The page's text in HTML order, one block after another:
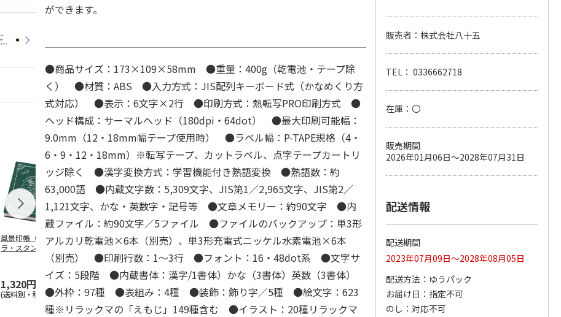
風景印帳（ジャバ
ラ・スタンプコレク
ション手帳）アンテ
1,320円
(送料別・税込)
風景印帳（ジャバ
ラ・スタンプコレク
ション手帳）トラベ
1,320円
(送料別・税込)
風景印帳（ジャバ
ラ・スタンプコレク
ション手帳）アンテ
1,320円
(送料別・税込)
リラックマ ダイカ
ットコースター（キ
イロイトリ）
385円
(送料別・税込)
リラックマ ダイカ
ットメモスタンドＢ
（ドーナツ）
638円
(送料別・税込)
フレークシール（す
っぽりパンダ）
363円
(送料別・税込)
ション手帳）アンテ
ができます。
●商品サイズ：173×109×58mm ●重量：400g（乾電池・テープ除
く） ●材質：ABS ●入力方式：JIS配列キーボード式（かなめくり方
式対応） ●表示：6文字×2行 ●印刷方式：熱転写PRO印刷方式 ●
ヘッド構成：サーマルヘッド（180dpi・64dot） ●最大印刷可能幅：
9.0mm（12・18mm幅テープ使用時） ●ラベル幅：P-TAPE規格（4・
6・9・12・18mm）※転写テープ、カットラベル、点字テープカートリ
ッジ除く ●漢字変換方式：学習機能付き熟語変換 ●熟語数：約
63,000語 ●内蔵文字数：5,309文字、JIS第1／2,965文字、JIS第2／
1,121文字、かな・英数字・記号等 ●文章メモリー：約90文字 ●内
蔵ファイル：約90文字／5ファイル ●ファイルのバックアップ：単3形
アルカリ乾電池×6本（別売）、単3形充電式ニッケル水素電池×6本
（別売） ●印刷行数：1～3行 ●フォント：16・48dot系 ●文字サ
イズ：5段階 ●内蔵書体：漢字/1書体）かな（3書体）英数（3書体）
●外枠：97種 ●表組み：4種 ●装飾：飾り字／5種 ●絵文字：623
種※リラックマの「えもじ」149種含む ●イラスト：20種リラックマ
販売者：株式会社八十五
TEL： 0336662718
在庫：〇
販売期間
2026年01月06日～2028年07月31日
配送情報
配送期間
2023年07月09日～2028年08月05日
配送方法
ゆうパック
お届け日
指定不可
のし
対応不可